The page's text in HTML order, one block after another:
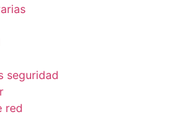
seguridad
red